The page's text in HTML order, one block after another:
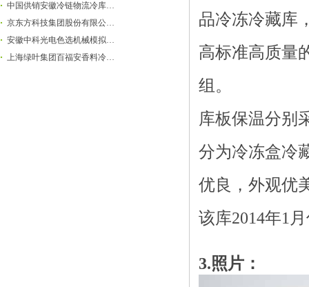
中国供销安徽冷链物流冷库…
京东方科技集团股份有限公…
安徽中科光电色选机械模拟…
上海绿叶集团百福安香料冷…
品冷冻冷藏库
高标准高质量
组。
库板保温分别
分为冷冻盒冷
优良，外观优
该库2014年1
3.照片：